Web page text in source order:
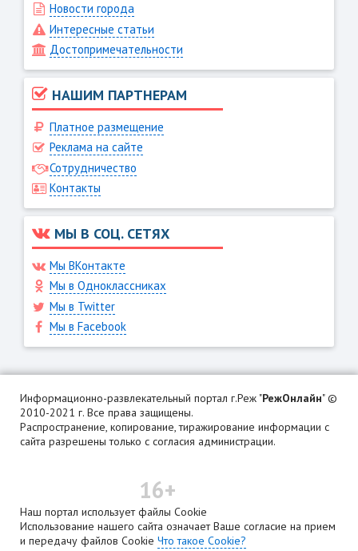
Новости города
Интересные статьи
Достопримечательности
НАШИМ ПАРТНЕРАМ
Платное размещение
Реклама на сайте
Сотрудничество
Контакты
МЫ В СОЦ. СЕТЯХ
Мы ВКонтакте
Мы в Одноклассниках
Мы в Twitter
Мы в Facebook
Информационно-развлекательный портал г.Реж "РежОнлайн" ©
2010-2021 г. Все права защищены.
Распространение, копирование, тиражирование информации с
сайта разрешены только с согласия администрации.
16+
Наш портал использует файлы Cookie
Использование нашего сайта означает Ваше согласие на прием
и передачу файлов Cookie Что такое Cookie?